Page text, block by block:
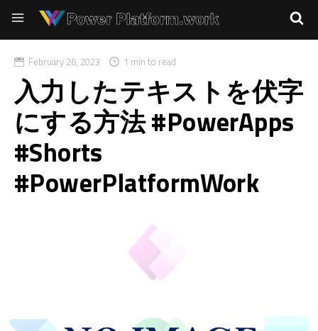
February 26, 2023 1 min to read
入力したテキストを伏字
にする方法 #PowerApps
#Shorts
#PowerPlatformWork